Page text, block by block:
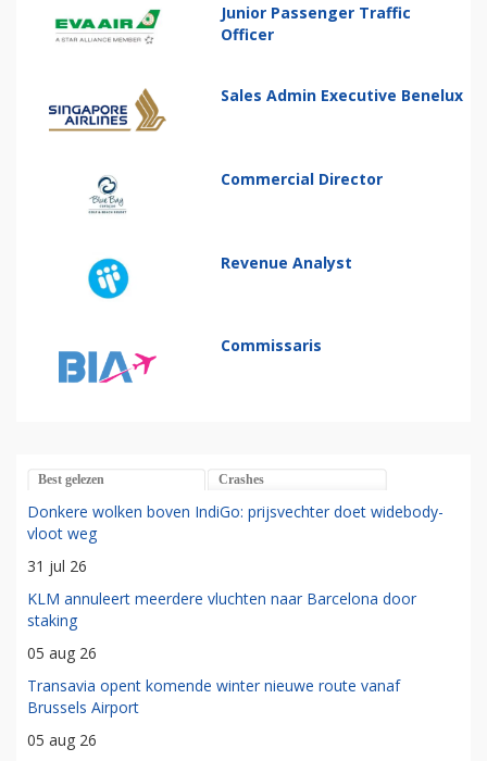
Junior Passenger Traffic
Officer
Sales Admin Executive Benelux
Commercial Director
Revenue Analyst
Commissaris
Best gelezen Crashes
Donkere wolken boven IndiGo: prijsvechter doet widebody-
vloot weg
31 jul 26
KLM annuleert meerdere vluchten naar Barcelona door
staking
05 aug 26
Transavia opent komende winter nieuwe route vanaf
Brussels Airport
05 aug 26